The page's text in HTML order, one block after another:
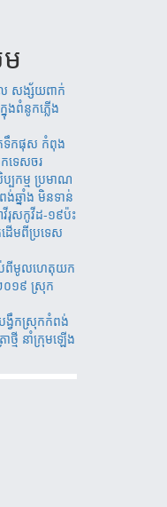
ល សង្ស័យ​ពាក់
នុង​ពំនូក​ភ្លើង​
ក​​​ទឹក​​ផុស​​ កំពុង​​
កទេស​​ចរ​
កម្ម ប្រមាណ​​​
ង់​ឆ្នាំង​ មិន​ទាន់
វីរុសកូវីដ-១៩ប៉ះ
ដើម​​ពី​​ប្រទេស​
ាប់ពីមូលហេតុយក
០១៩ ស្រុក
ង្វឹកស្រុកកំពង់
មី នាំក្រុមឡើង